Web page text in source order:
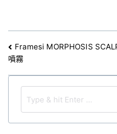
文
章
導
Framesi MORPHOSIS
噴霧